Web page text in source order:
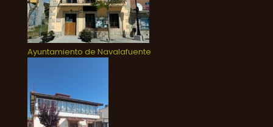
Ayuntamiento de Navalafuente